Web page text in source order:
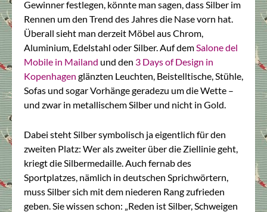
Gewinner festlegen, könnte man sagen, dass Silber im
Rennen um den Trend des Jahres die Nase vorn hat.
Überall sieht man derzeit Möbel aus Chrom,
Aluminium, Edelstahl oder Silber. Auf demSalone del
Mobile in Mailand und den 3 Days of Design in
Kopenhagen glänzten Leuchten, Beistelltische, Stühle,
Sofas und sogar Vorhänge geradezu um die Wette –
und zwar in metallischem Silber und nicht in Gold.
Dabei steht Silber symbolisch ja eigentlich für den
zweiten Platz: Wer als zweiter über die Ziellinie geht,
kriegt die Silbermedaille. Auch fernab des
Sportplatzes, nämlich in deutschen Sprichwörtern,
muss Silber sich mit dem niederen Rang zufrieden
geben. Sie wissen schon: „Reden ist Silber, Schweigen